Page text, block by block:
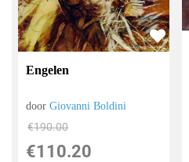
Engelen
doorGiovanni Boldini
€190.00
€110.20